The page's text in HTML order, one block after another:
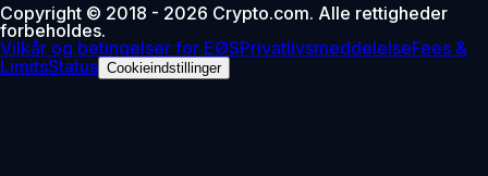
Copyright © 2018 - 2026 Crypto.com. Alle rettigheder
forbeholdes.
Vilkår og betingelser for EØSPrivatlivsmeddelelseFees &
LimitsStatus Cookieindstillinger